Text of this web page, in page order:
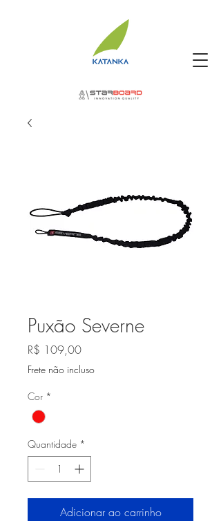
Puxão Severne
R$ 109,00Preço
Frete não incluso
Cor *
Quantidade *
Adicionar ao carrinho